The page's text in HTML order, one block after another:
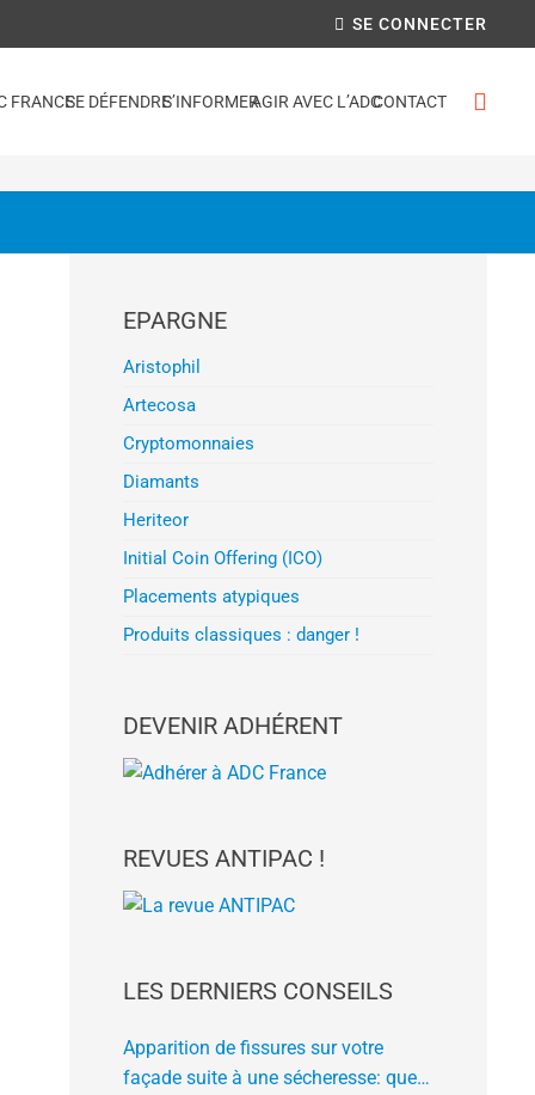
SE CONNECTER
FRANCESE DÉFENDRES’INFORMERAGIR AVEC L’ADCCONTACT
EPARGNE
Aristophil
Artecosa
Cryptomonnaies
Diamants
Heriteor
Initial Coin Offering (ICO)
Placements atypiques
Produits classiques : danger !
DEVENIR ADHÉRENT
REVUES ANTIPAC !
LES DERNIERS CONSEILS
Apparition de fissures sur votre
façade suite à une sécheresse: que